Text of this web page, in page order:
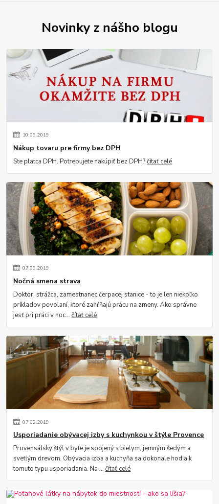
Novinky z nášho blogu
10.09.2019
Nákup tovaru pre firmy bez DPH
Ste platca DPH. Potrebujete nakúpiť bez DPH?čítať celé
07.09.2019
Nočná smena strava
Doktor, strážca, zamestnanec čerpacej stanice - to je len niekoľko
príkladov povolaní, ktoré zahŕňajú prácu na zmeny. Ako správne
jesť pri práci v noc...čítať celé
07.09.2019
Usporiadanie obývacej izby s kuchynkou v štýle Provence
Provensálsky štýl v byte je spojený s bielym, jemným šedým a
svetlým drevom. Obývacia izba a kuchyňa sa dokonale hodia k
tomuto typu usporiadania. Na ...čítať celé